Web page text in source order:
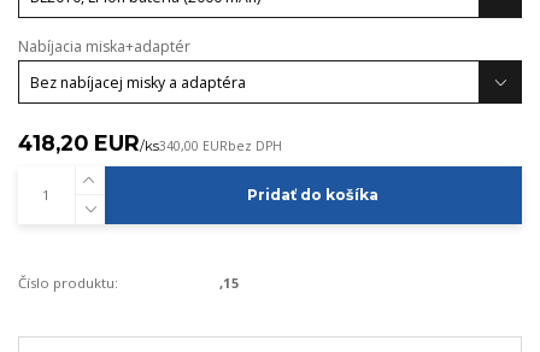
Nabíjacia miska+adaptér
418,20 EUR/ks340,00 EURbez DPH
Pridať do košíka
Číslo produktu: ,15